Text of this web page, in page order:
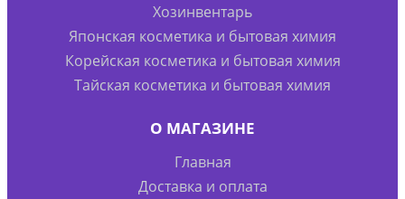
Хозинвентарь
Японская косметика и бытовая химия
Корейская косметика и бытовая химия
Тайская косметика и бытовая химия
О МАГАЗИНЕ
Главная
Доставка и оплата